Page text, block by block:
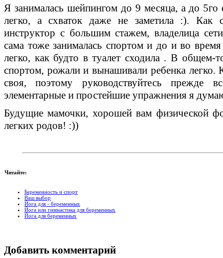
Я занималась шейпингом до 9 месяца, а до
легко, а схваток даже не заметила :). Как
инструктор с большим стажем, владелица
сама тоже занималась спортом и до и во
легко, как будто в туалет сходила . В общем-
спортом, рожали и вынашивали ребенка легко.
своя, поэтому руководствуйтесь
элементарные и простейшие упражнения я
Будущие мамочки, хорошей вам физической
легких родов! :))
Читайте:
Беременность и спорт
Ваш выбор
Йога для - беременных
Йога или гимнастика для беременных
Йога для беременных
Добавить комментарий